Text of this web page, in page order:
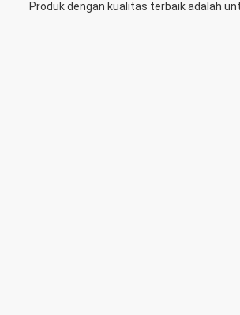
Produk dengan kualitas terbaik adalah